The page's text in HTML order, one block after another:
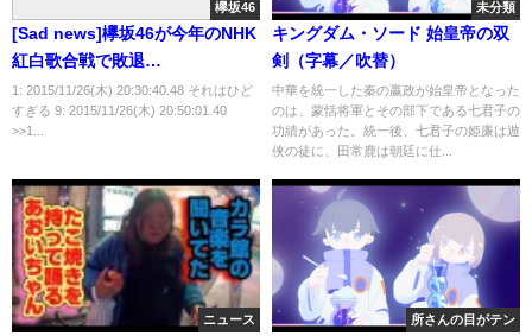
欅坂46
[Sad news]欅坂46が今年のNHK
紅白歌合戦で敗退…
1: 2015/11/26(木) 20:30:40.48 それはひど
すぎる 9: 2015/11/26(木) 20:50:01.40
>>1...
未分類
キングダム・ソード 始皇帝の双
剣（字幕／吹替）
中華を統一した秦の嬴政が始皇帝となった
のは、蒙恬将軍とその部下である七君子の
功績があった。統一後、七君子の姫廉は遊
侠の徒に、田常鹿は朝廷に仕...
ニュース 所さんの目がテン